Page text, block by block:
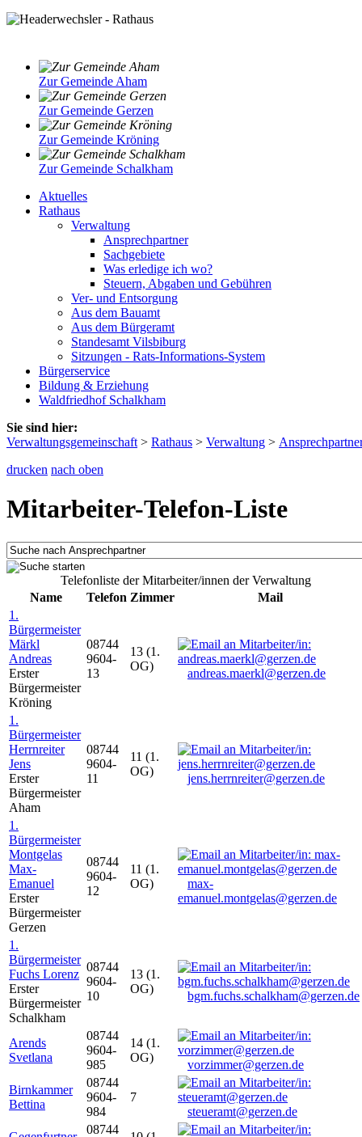
Zur Gemeinde Aham
Zur Gemeinde Gerzen
Zur Gemeinde Kröning
Zur Gemeinde Schalkham
Aktuelles
Rathaus
Verwaltung
Ansprechpartner
Sachgebiete
Was erledige ich wo?
Steuern, Abgaben und Gebühren
Ver- und Entsorgung
Aus dem Bauamt
Aus dem Bürgeramt
Standesamt Vilsbiburg
Sitzungen - Rats-Informations-System
Bürgerservice
Bildung & Erziehung
Waldfriedhof Schalkham
Sie sind hier:
Verwaltungsgemeinschaft > Rathaus > Verwaltung >
drucken nach oben
Mitarbeiter-Telefon-Liste
Telefonliste der Mitarbeiter/innen der Verwaltung
Name
Telefon Zimmer
Mail
1.
Bürgermeister
Märkl
Andreas
Erster
Bürgermeister
Kröning
08744
9604-
13
13 (1.
OG)
andreas.maerkl@gerzen.de
1.
Bürgermeister
Herrnreiter
Jens
Erster
Bürgermeister
Aham
08744
9604-
11
11 (1.
OG)
jens.herrnreiter@gerzen.de
1.
Bürgermeister
Montgelas
Max-
Emanuel
Erster
Bürgermeister
Gerzen
08744
9604-
12
11 (1.
OG)
max-
emanuel.montgelas@gerzen.de
1.
Bürgermeister
Fuchs Lorenz
Erster
Bürgermeister
Schalkham
08744
9604-
10
13 (1.
OG)
bgm.fuchs.schalkham@gerzen.de
Arends
Svetlana
08744
9604-
985
14 (1.
OG)
vorzimmer@gerzen.de
Birnkammer
Bettina
08744
9604-
984
7
steueramt@gerzen.de
08744